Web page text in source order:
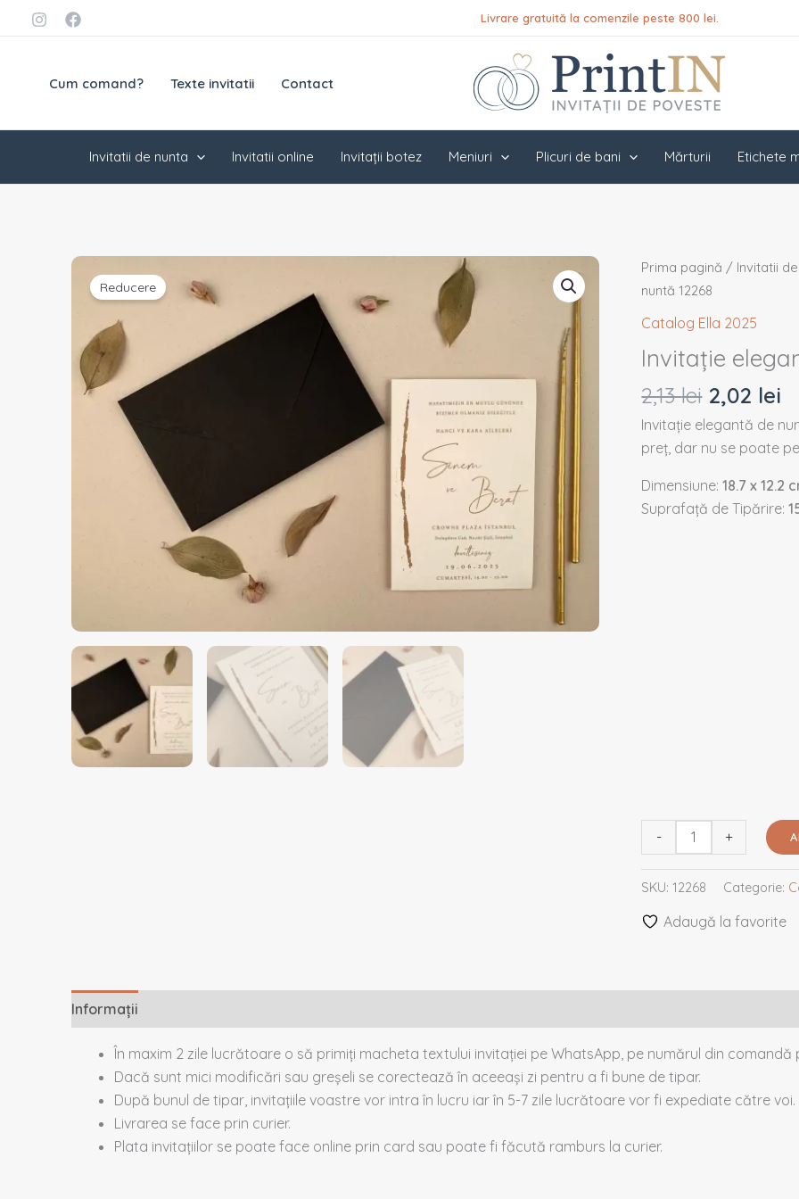
conținut Livrare gratuită la comenzile peste 800 lei.
Cum comand? Texte invitatii Contact
Invitatii de nunta Invitatii online Invitații botez Meniuri Plicuri de bani Mărturii Etichete
Reducere
Prima pagină / Invitatii
nuntă 12268
Catalog Ella 2025
Invitație
2,13lei
Prețul
inițial
a
fost:
2,13 lei.
2,02 lei
Invitație elegantă de
preț, dar nu se poate
Dimensiune: 18.7 x 12.2
Suprafață de Tipărire:
-
Cantitate
Invitație
elegantă
nuntă
+
SKU:12268 Categorie:
Adaugă la favorite
Informații
În maxim 2 zile lucrătoare o să primiți macheta textului invitației pe WhatsApp, pe numărul din comandă
Dacă sunt mici modificări sau greșeli se corectează în aceeași zi pentru a fi bune de tipar.
După bunul de tipar, invitațiile voastre vor intra în lucru iar în 5-7 zile lucrătoare vor fi expediate către voi.
Livrarea se face prin curier.
Plata invitațiilor se poate face online prin card sau poate fi făcută ramburs la curier.